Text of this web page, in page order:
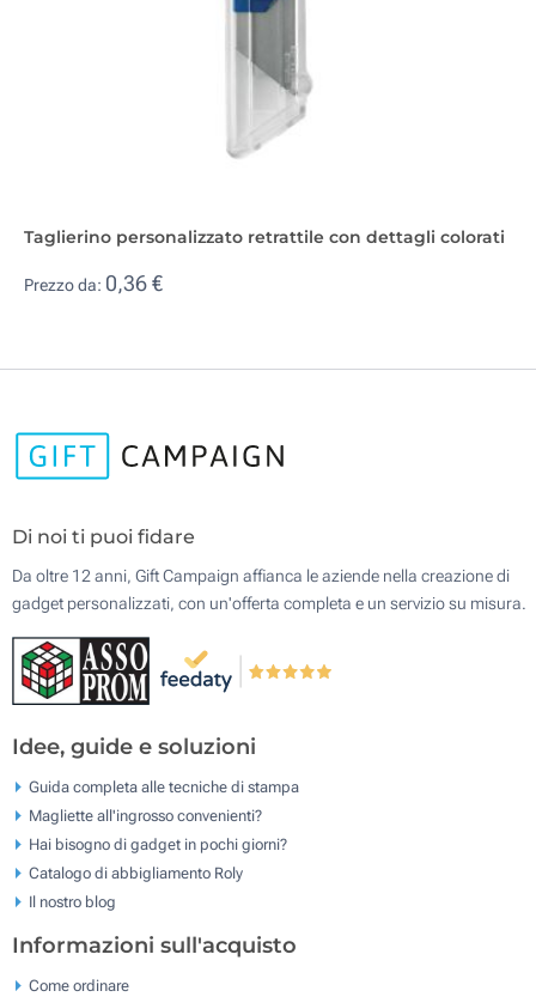
Taglierino personalizzato retrattile con dettagli colorati
Prezzo da: 0,36 €
Di noi ti puoi fidare
Da oltre 12 anni, Gift Campaign affianca le aziende nella creazione di
gadget personalizzati, con un'offerta completa e un servizio su misura.
Idee, guide e soluzioni
Guida completa alle tecniche di stampa
Magliette all'ingrosso convenienti?
Hai bisogno di gadget in pochi giorni?
Catalogo di abbigliamento Roly
Il nostro blog
Informazioni sull'acquisto
Come ordinare